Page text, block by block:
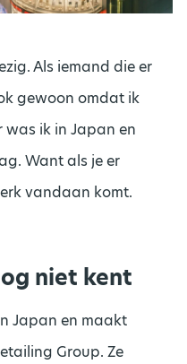
Als iemand die er
gewoon omdat ik
was ik in Japan en
Want als je er
vandaan komt.
niet kent
Japan en maakt
Group. Ze